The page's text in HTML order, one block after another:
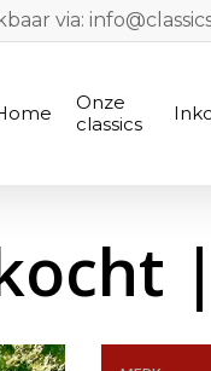
via:
Onze
classics